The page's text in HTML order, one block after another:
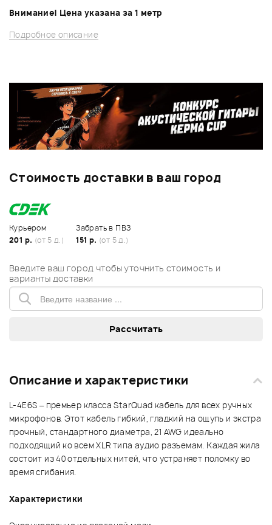
Внимание! Цена указана за 1 метр
Подробное описание
Стоимость доставки в ваш город
Курьером
201 р. (от 5 д.)
Забрать в ПВЗ
151 р. (от 5 д.)
Введите ваш город чтобы уточнить стоимость и
варианты доставки
Описание и характеристики
L-4E6S – премьер класса StarQuad кабель для всех ручных
микрофонов. Этот кабель гибкий, гладкий на ощупь и экстра
прочный, стандартного диаметра, 21 AWG идеально
подходящий ко всем XLR типа аудио разъемам. Каждая жила
состоит из 40 отдельных нитей, что устраняет поломку во
время сгибания.
Характеристики